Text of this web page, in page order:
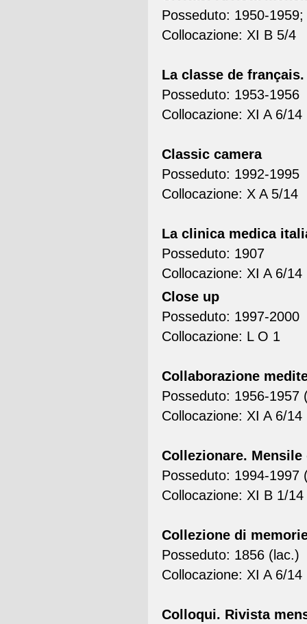
Posseduto: 1950-
Collocazione: XI B 5/4
La classe de
Posseduto: 1953-1956
Collocazione: XI A 6/14
Classic camera
Posseduto: 1992-1995
Collocazione: X A 5/14
La clinica medica
Posseduto: 1907
Collocazione: XI A 6/14
Close up
Posseduto: 1997-2000
Collocazione: L O 1
Collaborazione
Posseduto: 1956-1957
Collocazione: XI A 6/14
Collezionare.
Posseduto: 1994-1997
Collocazione: XI B 1/14
Collezione di
Posseduto: 1856 (lac.)
Collocazione: XI A 6/14
Colloqui. Rivista